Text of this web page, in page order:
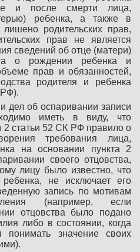
и после смерти лица,
ребенка, а также в
родительских прав,
прав не является
сведений об отце (матери)
о рождении ребенка и
прав и обязанностей,
родителя и ребенка
РФ).
дел об оспаривании записи
иметь в виду, что
2 статьи 52 СК РФ правило о
требования лица,
на основании пункта 2
своего отцовства,
лицу было известно, что
не исключает его
запись по мотивам
(например, если
отцовства было подано
либо в состоянии, когда
значение своих